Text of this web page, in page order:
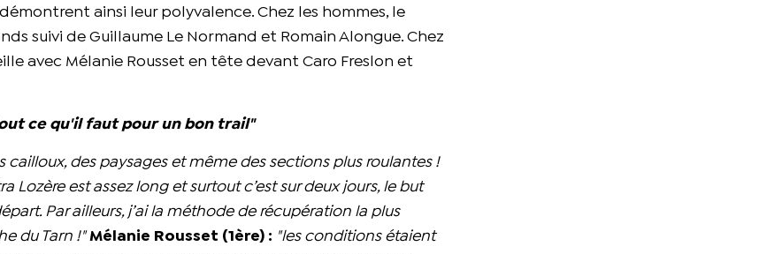
ainsi leur polyvalence. Chez les hommes, le
suivi de Guillaume Le Normand et Romain Alongue. Chez
avec Mélanie Rousset en tête devant Caro Freslon et
ce qu'il faut pour un bon trail"
cailloux, des paysages et même des sections plus roulantes !
Lozère est assez long et surtout c’est sur deux jours, le but
Par ailleurs, j’ai la méthode de récupération la plus
du Tarn !" Mélanie Rousset (1ère) : "les conditions étaient